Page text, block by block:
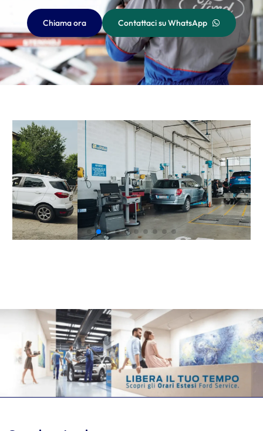
Chiama ora Contattaci su WhatsApp